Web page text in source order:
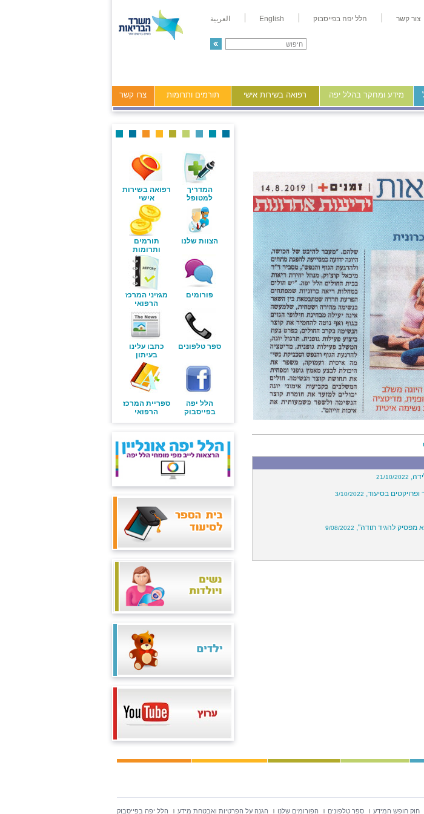
צור קשר הלל יפה בפייסבוק English العربية
מידע ומחקר בהלל יפה רפואה בשירות אישי תורמים ותרומות צרו קשר
21/10/2022
בסיעוד, 3/10/2022
מפסיק להגיד תודה", 9/08/2022
המדריך
למטופל
רפואה בשירות
אישי
הצוות שלנו
תורמים
ותרומות
פורומים
מגזיני המרכז
הרפואי
ספר טלפונים
כתבו עלינו
בעיתון
הלל יפה
בפייסבוק
ספריית המרכז
הרפואי
חוק חופש המידע ספר טלפונים הפורומים שלנו הגנה על הפרטיות ואבטחת מידע הלל יפה בפייסבוק